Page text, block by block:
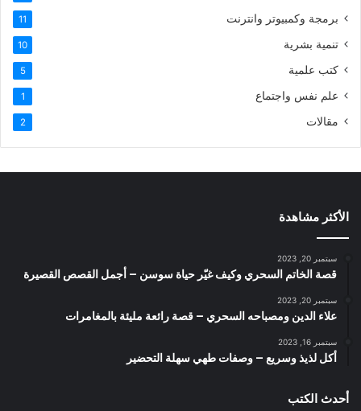
برمجة وكمبيوتر وانترنت 11
تنمية بشرية 10
كتب علمية 5
علم نفس واجتماع 1
مقالات 2
الأكثر مشاهدة
سبتمبر 20, 2023
قصة الخاتم السحري وكيف غيّر حياة سوسن – أجمل القصص القصيرة
سبتمبر 20, 2023
علاء الدين ومصباحه السحري – قصة رائعة مليئة بالمغامرات
سبتمبر 16, 2023
أكل لذيذ وسريع – وصفات طهي سهلة التحضير
أحدث الكتب